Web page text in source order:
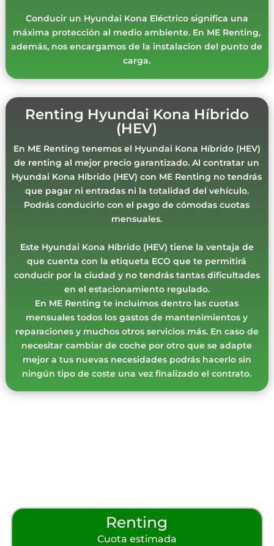
Conducir un Hyundai Kona Eléctrico significa una
máxima protección al medio ambiente. En ME Renting,
además, nos encargamos de la instalacion del punto de
carga.
Renting Hyundai Kona Híbrido
(HEV)
En ME Renting tenemos el Hyundai Kona Híbrido (HEV)
de renting al mejor precio garantizado. Al contratar un
Hyundai Kona Híbrido (HEV) con ME Renting no tendrás
que pagar ni entradas ni la totalidad del vehículo.
Podrás conducirlo con el pago de cómodas cuotas
mensuales.
Este Hyundai Kona Híbrido (HEV) tiene la ventaja de
que cuenta con la etiqueta ECO que te permitirá
conducir por la ciudad y no tendrás tantas dificultades
en el estacionamiento regulado.
En ME Renting te incluimos dentro las cuotas
mensuales todos los gastos de mantenimientos y
reparaciones y muchos otros servicios más. En caso de
necesitar cambiar de coche por otro que se adapte
mejor a tus nuevas necesidades podrás hacerlo sin
ningún tipo de coste una vez finalizado el contrato.
Renting
Cuota estimada